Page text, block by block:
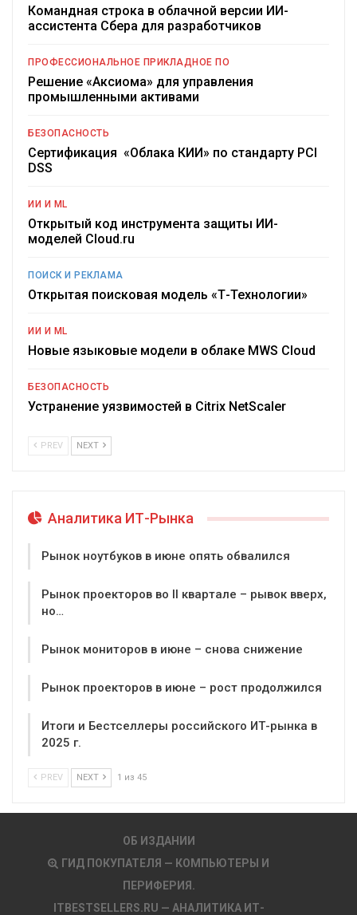
Командная строка в облачной версии ИИ-
ассистента Сбера для разработчиков
ПРОФЕССИОНАЛЬНОЕ ПРИКЛАДНОЕ ПО
Решение «Аксиома» для управления
промышленными активами
БЕЗОПАСНОСТЬ
Сертификация «Облака КИИ» по стандарту PCI
DSS
ИИ И ML
Открытый код инструмента защиты ИИ-
моделей Cloud.ru
ПОИСК И РЕКЛАМА
Открытая поисковая модель «Т-Технологии»
ИИ И ML
Новые языковые модели в облаке MWS Cloud
БЕЗОПАСНОСТЬ
Устранение уязвимостей в Citrix NetScaler
PREV NEXT
Аналитика ИТ-Рынка
Рынок ноутбуков в июне опять обвалился
Рынок проекторов во II квартале – рывок вверх,
но…
Рынок мониторов в июне – снова снижение
Рынок проекторов в июне – рост продолжился
Итоги и Бестселлеры российского ИТ-рынка в
2025 г.
PREV NEXT 1 из 45
ОБ ИЗДАНИИ
ГИД ПОКУПАТЕЛЯ — КОМПЬЮТЕРЫ И
ПЕРИФЕРИЯ.
ITBESTSELLERS.RU — АНАЛИТИКА ИТ-